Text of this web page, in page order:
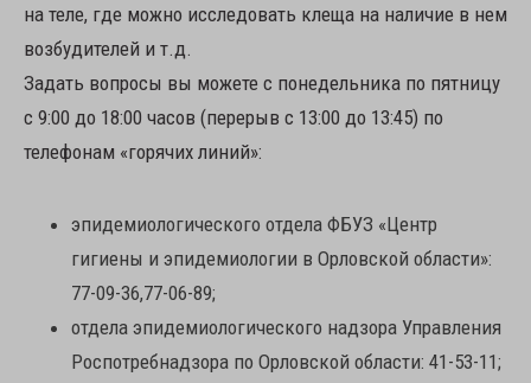
на теле, где можно исследовать клеща на наличие в нем
возбудителей и т.д.
Задать вопросы вы можете с понедельника по пятницу
с 9:00 до 18:00 часов (перерыв с 13:00 до 13:45) по
телефонам «горячих линий»:
эпидемиологического отдела ФБУЗ «Центр
гигиены и эпидемиологии в Орловской области»:
77-09-36,77-06-89;
отдела эпидемиологического надзора Управления
Роспотребнадзора по Орловской области: 41-53-11;